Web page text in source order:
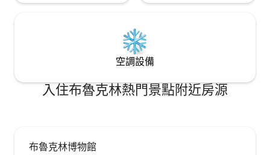
空調設備
入住布魯克林熱門景點附近房源
布魯克林博物館